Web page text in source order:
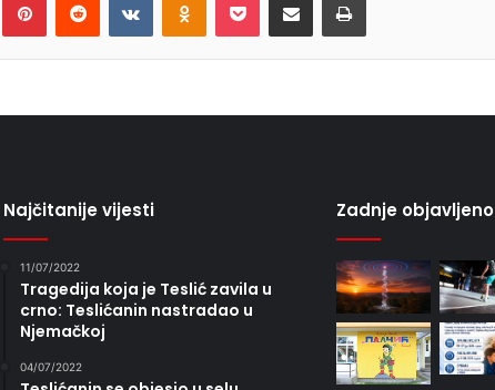
Najčitanije vijesti
11/07/2022
Tragedija koja je Teslić zavila u
crno: Teslićanin nastradao u
Njemačkoj
04/07/2022
Zadnje objavljeno